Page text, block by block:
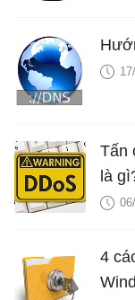
Tấn
là
4